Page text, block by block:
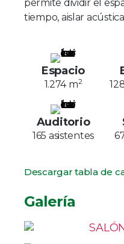
permite dividir el
tiempo, aislar
Espacio
1.274 m2
Auditorio
165 asistentes
Descargar tabla de
Galería